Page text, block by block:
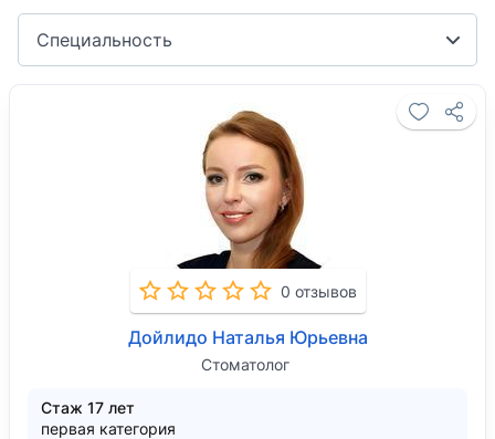
Специальность
0 отзывов
Дойлидо Наталья Юрьевна
Стоматолог
Стаж 17 лет
первая категория